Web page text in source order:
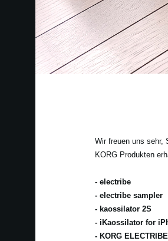
Wir freuen uns sehr,
KORG Produkten
- electribe
- electribe sampler
- kaossilator 2S
- iKaossilator for
- KORG